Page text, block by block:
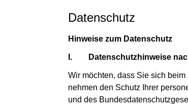
Datenschutz
Hinweise zum Datenschutz
I. Datenschutzhinweise
Wir möchten, dass Sie sich
nehmen den Schutz Ihrer
und des